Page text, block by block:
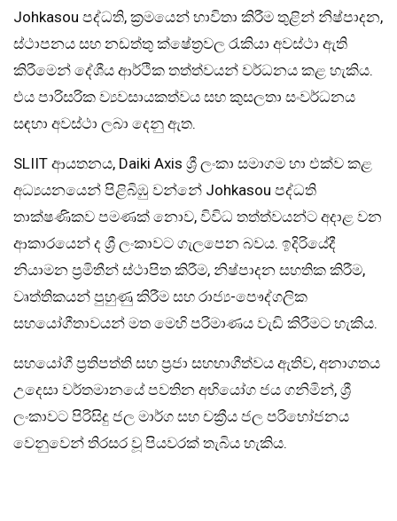
Johkasou පද්ධති, ක්‍රමයෙන් භාවිතා කිරීම තුළින් නිෂ්පාදන,
ස්ථාපනය සහ නඩත්තු ක්ෂේත්‍රවල රැකියා අවස්ථා ඇති
කිරීමෙන් දේශීය ආර්ථික තත්ත්වයන් වර්ධනය කළ හැකිය.
එය පාරිසරික ව්‍යවසායකත්වය සහ කුසලතා සංවර්ධනය
සඳහා අවස්ථා ලබා දෙනු ඇත.
SLIIT ආයතනය, Daiki Axis ශ්‍රී ලංකා සමාගම හා එක්ව කළ
අධ්‍යයනයෙන් පිළිබිඹු වන්නේ Johkasou පද්ධති
තාක්ෂණිකව පමණක් නොව, විවිධ තත්ත්වයන්ට අදාළ වන
ආකාරයෙන් ද ශ්‍රී ලංකාවට ගැලපෙන බවය. ඉදිරියේදී
නියාමන ප්‍රමිතීන් ස්ථාපිත කිරීම, නිෂ්පාදන සහතික කිරීම,
වෘත්තිකයන් පුහුණු කිරීම සහ රාජ්‍ය-පෞද්ගලික
සහයෝගීතාවයන් මත මෙහි පරිමාණය වැඩි කිරීමට හැකිය.
සහයෝගී ප්‍රතිපත්ති සහ ප්‍රජා සහභාගීත්වය ඇතිව, අනාගතය
උදෙසා වර්තමානයේ පවතින අභියෝග ජය ගනිමින්, ශ්‍රී
ලංකාවට පිරිසිදු ජල මාර්ග සහ චක්‍රීය ජල පරිභෝජනය
වෙනුවෙන් තිරසර වූ පියවරක් තැබිය හැකිය.